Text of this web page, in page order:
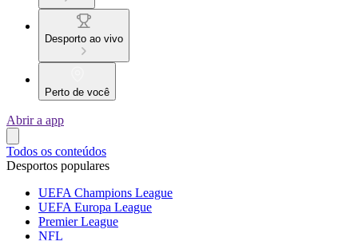
Desporto ao vivo
Perto de você
Abrir a app
Todos os conteúdos
Desportos populares
UEFA Champions League
UEFA Europa League
Premier League
NFL